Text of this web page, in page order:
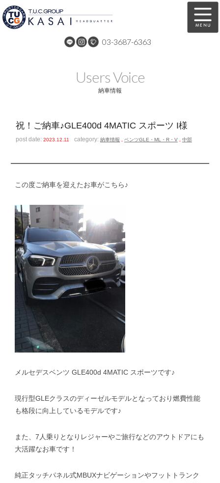
03-3687-6363
全国納車 特別作業
お問い合わせ
スタッフblog
ホーム
Users Voice
納車情報
祝！ご納車♪GLE400d 4MATIC スポーツ I様
post date:2023.12.11 category:納車情報 ベンツGLE・ML・R・V, 中部
この度ご納車を迎えたお車がこちら♪
メルセデスベンツ GLE400d 4MATIC スポーツです♪
現行型GLEクラスのディーゼルモデルとなっており燃費性能
も格段に向上しているモデルです♪
また、7人乗りとなりレジャーやご旅行などのアウトドアにも
大活躍なお車です！
純正タッチパネル式MBUXナビゲーションやフットトランク